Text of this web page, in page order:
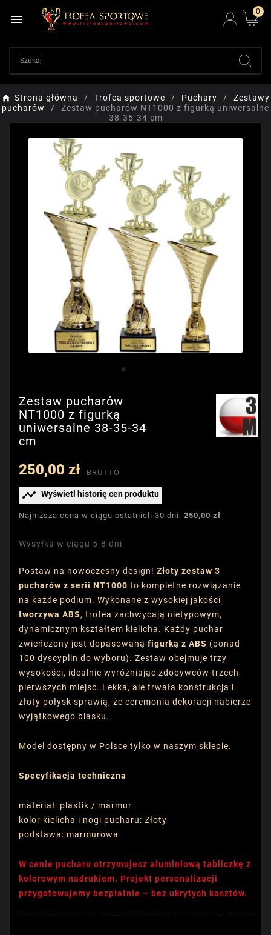

0
Strona główna Trofea sportowe Puchary
Zestawy
pucharów
Zestaw pucharów NT1000 z figurką uniwersalne
38-35-34 cm
Zestaw pucharów
NT1000 z figurką
uniwersalne 38-35-34
cm
250,00 zł BRUTTO
 Wyświetl historię cen produktu
Najniższa cena w ciągu ostatnich 30 dni: 250,00 zł
Wysyłka w ciągu 5-8 dni
Postaw na nowoczesny design! Złoty zestaw 3
pucharów z serii NT1000 to kompletne rozwiązanie
na każde podium. Wykonane z wysokiej jakości
tworzywa ABS, trofea zachwycają nietypowym,
dynamicznym kształtem kielicha. Każdy puchar
zwieńczony jest dopasowaną figurką z ABS (ponad
100 dyscyplin do wyboru). Zestaw obejmuje trzy
wysokości, idealnie wyróżniając zdobywców trzech
pierwszych miejsc. Lekka, ale trwała konstrukcja i
złoty połysk sprawią, że ceremonia dekoracji nabierze
wyjątkowego blasku.
Model dostępny w Polsce tylko w naszym sklepie.
Specyfikacja techniczna
materiał: plastik / marmur
kolor kielicha i nogi pucharu: Złoty
podstawa: marmurowa
W cenie pucharu otrzymujesz aluminiową tabliczkę z
kolorowym nadrukiem. Projekt personalizacji
przygotowujemy bezpłatnie – bez ukrytych kosztów.